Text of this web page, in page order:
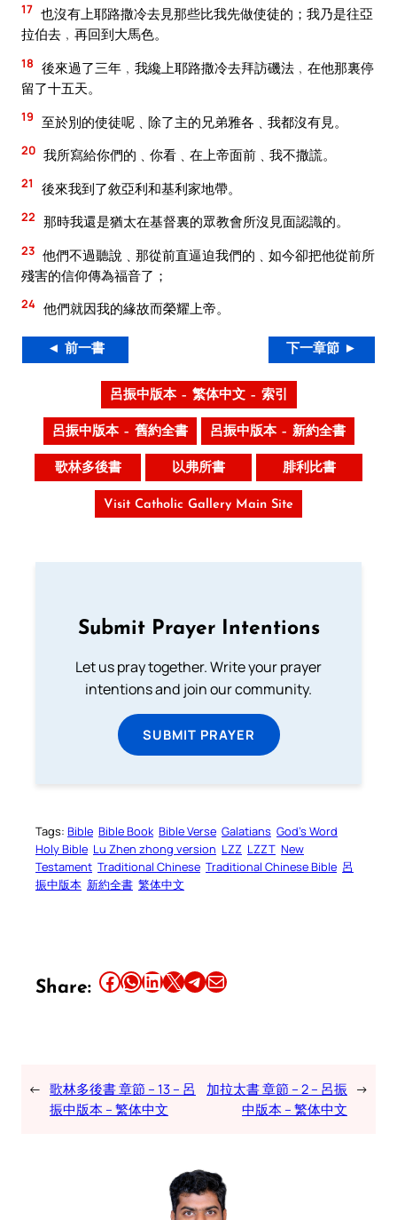
17 也沒有上耶路撒冷去見那些比我先做使徒的；我乃是往亞
拉伯去﹐再回到大馬色。
18 後來過了三年﹐我纔上耶路撒冷去拜訪磯法﹐在他那裏停
留了十五天。
19 至於別的使徒呢﹑除了主的兄弟雅各﹑我都沒有見。
20 我所寫給你們的﹑你看﹑在上帝面前﹑我不撒謊。
21 後來我到了敘亞利和基利家地帶。
22 那時我還是猶太在基督裏的眾教會所沒見面認識的。
23 他們不過聽說﹑那從前直逼迫我們的﹑如今卻把他從前所
殘害的信仰傳為福音了；
24 他們就因我的緣故而榮耀上帝。
◄ 前一書 下一章節 ►
呂振中版本 – 繁体中文 – 索引
呂振中版本 – 舊約全書 呂振中版本 – 新約全書
歌林多後書 以弗所書 腓利比書
Visit Catholic Gallery Main Site
Submit Prayer Intentions
Let us pray together. Write your prayer
intentions and join our community.
SUBMIT PRAYER
Tags: Bible Bible Book Bible Verse Galatians God’s Word
Holy Bible Lu Zhen zhong version LZZ LZZT New
Testament Traditional Chinese Traditional Chinese Bible 呂
振中版本 新約全書 繁体中文
Share: Share this article on Facebook Share this article on WhatsApp Share this article on LinkedIn Share this article on X Share this article on TelegramEmail this Article
← 歌林多後書 章節 – 13 – 呂
振中版本 – 繁体中文
加拉太書 章節 – 2 – 呂振
中版本 – 繁体中文
→